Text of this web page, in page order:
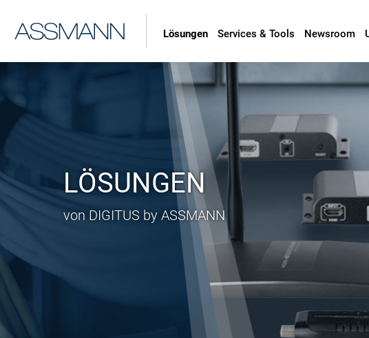
Lösungen Services & Tools Newsroom
LÖSUNGEN
von DIGITUS by ASSMANN